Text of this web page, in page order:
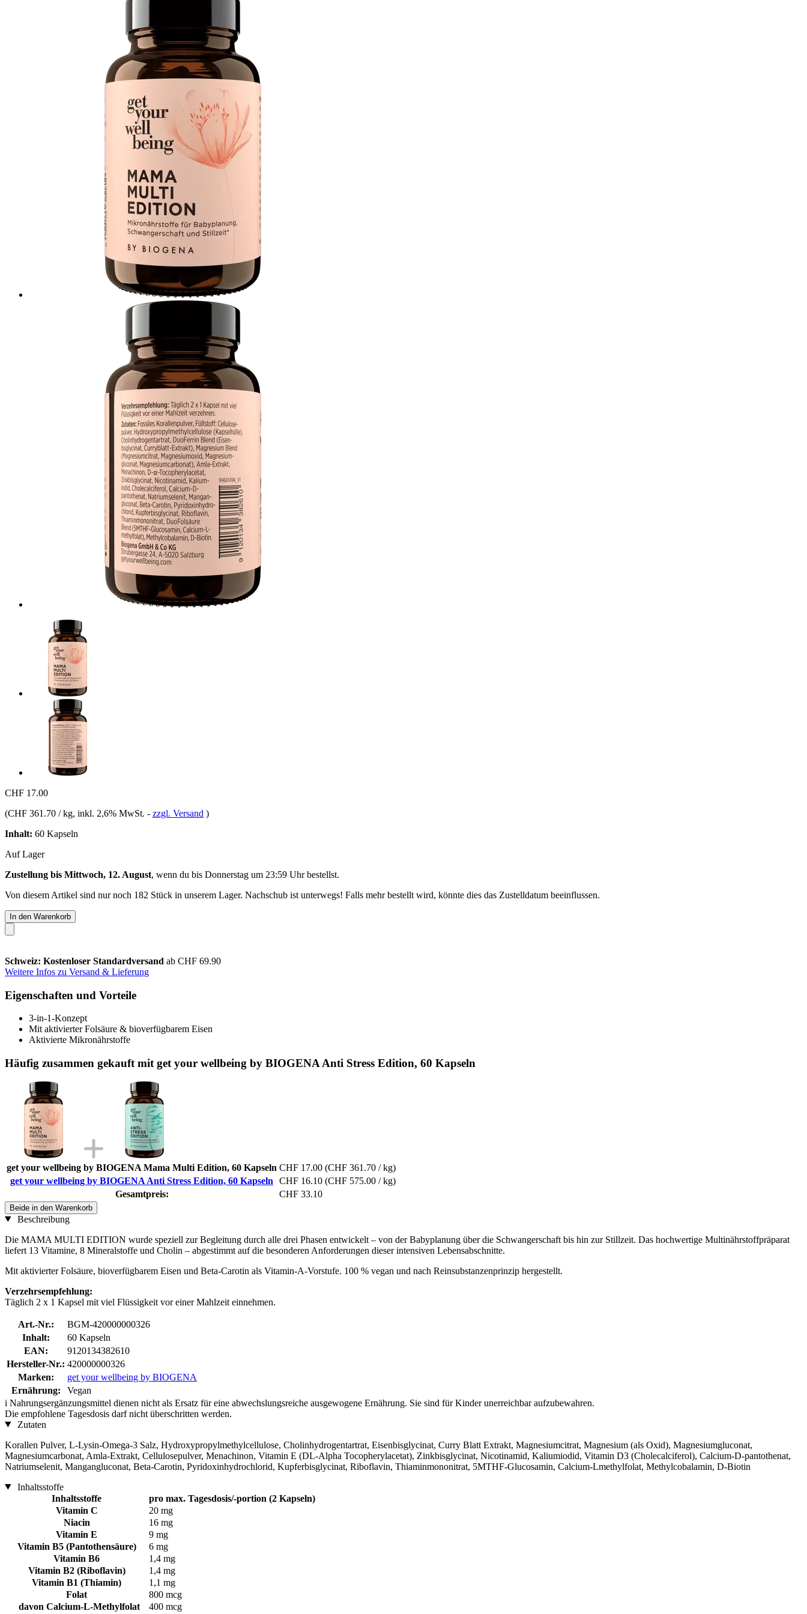
CHF 17.00
(CHF 361.70 / kg, inkl. 2,6% MwSt. - zzgl. Versand )
Inhalt: 60 Kapseln
Auf Lager
Zustellung bis Mittwoch, 12. August, wenn du bis Donnerstag um 23:59 Uhrbestellst.
Von diesem Artikel sind nur noch 182 Stück in unserem Lager. Nachschub ist unterwegs! Falls mehr bestellt wird, könnte dies das Zustelldatum beeinflussen.
In den Warenkorb
Schweiz: Kostenloser Standardversand ab CHF 69.90
Weitere Infos zu Versand & Lieferung
Eigenschaften und Vorteile
3-in-1-Konzept
Mit aktivierter Folsäure & bioverfügbarem Eisen
Aktivierte Mikronährstoffe
Häufig zusammen gekauft mit get your wellbeing by BIOGENA Anti Stress Edition, 60 Kapseln
get your wellbeing by BIOGENA Mama Multi Edition, 60 Kapseln CHF 17.00 (CHF 361.70 / kg)
get your wellbeing by BIOGENA Anti Stress Edition, 60 Kapseln
CHF 16.10 (CHF 575.00 / kg)
Gesamtpreis:
CHF 33.10
Beide in den Warenkorb
Beschreibung
Die MAMA MULTI EDITION wurde speziell zur Begleitung durch alle drei Phasen entwickelt – von der Babyplanung über die Schwangerschaft bis hin zur Stillzeit. Das hochwertige Multinährstoffpräparat
liefert 13 Vitamine, 8 Mineralstoffe und Cholin – abgestimmt auf die besonderen Anforderungen dieser intensiven Lebensabschnitte.
Mit aktivierter Folsäure, bioverfügbarem Eisen und Beta-Carotin als Vitamin-A-Vorstufe. 100 % vegan und nach Reinsubstanzenprinzip hergestellt.
Verzehrsempfehlung:
Täglich 2 x 1 Kapsel mit viel Flüssigkeit vor einer Mahlzeit einnehmen.
Art.-Nr.:
BGM-420000000326
Inhalt:
60 Kapseln
EAN:
9120134382610
Hersteller-Nr.: 420000000326
Marken:
get your wellbeing by BIOGENA
Ernährung:
Vegan
i Nahrungsergänzungsmittel dienen nicht als Ersatz für eine abwechslungsreiche ausgewogene Ernährung. Sie sind für Kinder unerreichbar aufzubewahren.
Die empfohlene Tagesdosis darf nicht überschritten werden.
Zutaten
Korallen Pulver, L-Lysin-Omega-3 Salz, Hydroxypropylmethylcellulose, Cholinhydrogentartrat, Eisenbisglycinat, Curry Blatt Extrakt, Magnesiumcitrat, Magnesium (als Oxid), Magnesiumgluconat,
Magnesiumcarbonat, Amla-Extrakt, Cellulosepulver, Menachinon, Vitamin E (DL-Alpha Tocopherylacetat), Zinkbisglycinat, Nicotinamid, Kaliumiodid, Vitamin D3 (Cholecalciferol), Calcium-D-pantothenat,
Natriumselenit, Mangangluconat, Beta-Carotin, Pyridoxinhydrochlorid, Kupferbisglycinat, Riboflavin, Thiaminmononitrat, 5MTHF-Glucosamin, Calcium-Lmethylfolat, Methylcobalamin, D‑Biotin
Inhaltsstoffe
Inhaltsstoffe
pro max. Tagesdosis/-portion (2 Kapseln)
Vitamin C
20 mg
Niacin
16 mg
Vitamin E
9 mg
Vitamin B5 (Pantothensäure)
6 mg
Vitamin B6
1,4 mg
Vitamin B2 (Riboflavin)
1,4 mg
Vitamin B1 (Thiamin)
1,1 mg
Folat
800 mcg
davon Calcium-L-Methylfolat
400 mcg